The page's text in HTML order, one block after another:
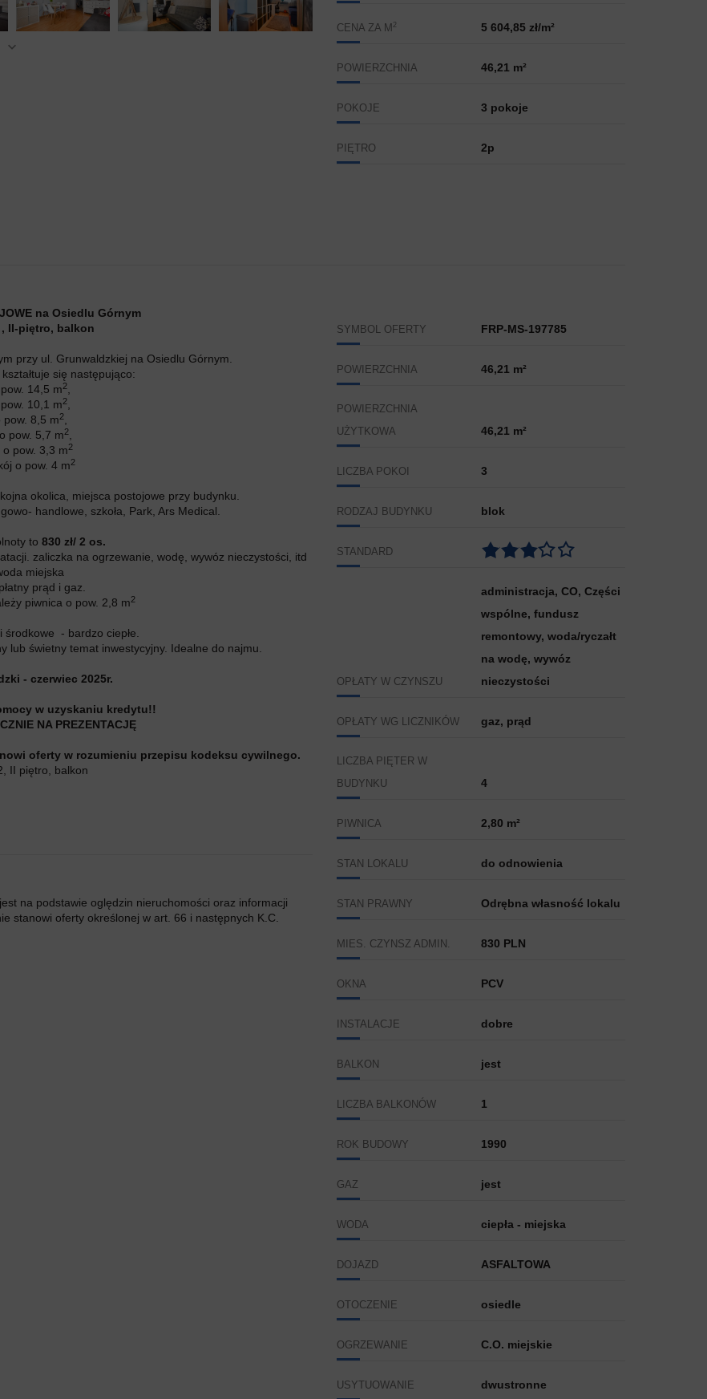
CENA ZA M 2 5 604,85 zł/m²
POWIERZCHNIA 46,21 m²
POKOJE 3 pokoje
PIĘTRO 2p
na Osiedlu Górnym
, II-piętro, balkon
przy ul. Grunwaldzkiej na Osiedlu Górnym.
się następująco:
14,5 m2
10,1 m2
pow. 8,5 m2
pow. 5,7 m2,
o pow. 3,3 m2
o pow. 4 m2
okolica, miejsca postojowe przy budynku.
handlowe, szkoła, Park, Ars Medical.
to 830 zł/ 2 os.
zaliczka na ogrzewanie, wodę, wywóz nieczystości, itd
miejska
prąd i gaz.
piwnica o pow. 2,8 m2
środkowe - bardzo ciepłe.
lub świetny temat inwestycyjny. Idealne do najmu.
- czerwiec 2025r.
w uzyskaniu kredytu!!
NA PREZENTACJĘ
oferty w rozumieniu przepisu kodeksu cywilnego.
II piętro, balkon
na podstawie oględzin nieruchomości oraz informacji
stanowi oferty określonej w art. 66 i następnych K.C.
SYMBOL OFERTY FRP-MS-197785
POWIERZCHNIA 46,21 m²
POWIERZCHNIA
UŻYTKOWA
46,21 m²
LICZBA POKOI 3
RODZAJ BUDYNKU blok
STANDARD
OPŁATY W CZYNSZU
administracja, CO, Części
wspólne, fundusz
remontowy, woda/ryczałt
na wodę, wywóz
nieczystości
OPŁATY WG LICZNIKÓW gaz, prąd
LICZBA PIĘTER W
BUDYNKU
4
PIWNICA 2,80 m²
STAN LOKALU do odnowienia
STAN PRAWNY Odrębna własność lokalu
MIES. CZYNSZ ADMIN. 830 PLN
OKNA PCV
INSTALACJE dobre
BALKON jest
LICZBA BALKONÓW 1
ROK BUDOWY 1990
GAZ jest
WODA ciepła - miejska
DOJAZD ASFALTOWA
OTOCZENIE osiedle
OGRZEWANIE C.O. miejskie
USYTUOWANIE dwustronne